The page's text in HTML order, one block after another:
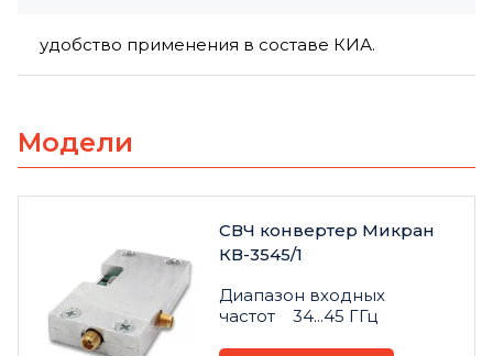
удобство применения в составе КИА.
Модели
СВЧ конвертер Микран
КВ-3545/1
Диапазон входных
частот 34...45 ГГц